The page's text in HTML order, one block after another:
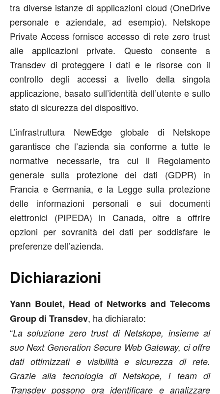
tra diverse istanze di applicazioni cloud (OneDrive
personale e aziendale, ad esempio). Netskope
Private Access fornisce accesso di rete zero trust
alle applicazioni private. Questo consente a
Transdev di proteggere i dati e le risorse con il
controllo degli accessi a livello della singola
applicazione, basato sull’identità dell’utente e sullo
stato di sicurezza del dispositivo.
L’infrastruttura NewEdge globale di Netskope
garantisce che l’azienda sia conforme a tutte le
normative necessarie, tra cui il Regolamento
generale sulla protezione dei dati (GDPR) in
Francia e Germania, e la Legge sulla protezione
delle informazioni personali e sui documenti
elettronici (PIPEDA) in Canada, oltre a offrire
opzioni per sovranità dei dati per soddisfare le
preferenze dell’azienda.
Dichiarazioni
Yann Boulet, Head of Networks and Telecoms
Group di Transdev, ha dichiarato:
“La soluzione zero trust di Netskope, insieme al
suo Next Generation Secure Web Gateway, ci offre
dati ottimizzati e visibilità e sicurezza di rete.
Grazie alla tecnologia di Netskope, i team di
Transdev possono ora identificare e analizzare